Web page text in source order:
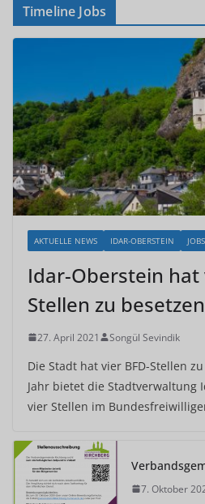
Timeline Jobs
AKTUELLE NEWS IDAR-OBERSTEIN JOBS
Idar-Oberstein hat
Stellen zu besetzen
27. April 2021 Songül Sevindik
Die Stadt hat vier BFD-Stellen
Jahr bietet die Stadtverwaltung
vier Stellen im
7. Oktober